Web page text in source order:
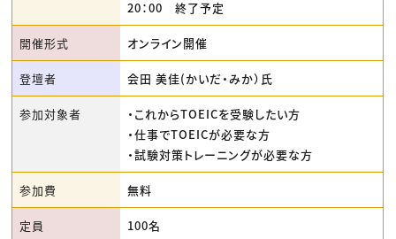
20：00 終了予定
開催形式 オンライン開催
登壇者 会田 美佳(かいだ・みか）氏
参加対象者
・これからTOEICを受験したい方
・仕事でTOEICが必要な方
・試験対策トレーニングが必要な方
参加費 無料
定員 100名